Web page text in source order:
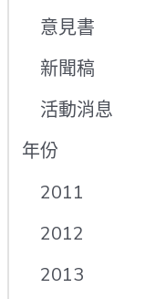
意見書
新聞稿
活動消息
年份
2011
2012
2013